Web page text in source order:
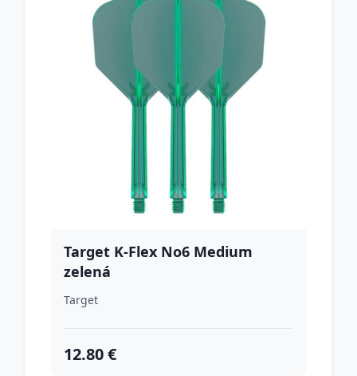
Target K-Flex No6 Medium
zelená
Target
12.80 €